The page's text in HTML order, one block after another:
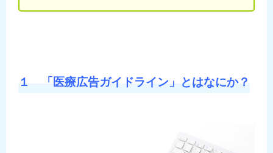
１ 「医療広告ガイドライン」とはなにか？